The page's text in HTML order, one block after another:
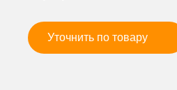
Уточнить по товару